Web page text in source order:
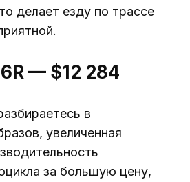
делает езду по трассе
— $12 284
в
увеличенная
за большую цену,